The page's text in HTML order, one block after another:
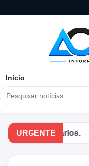
Início
URGENTE